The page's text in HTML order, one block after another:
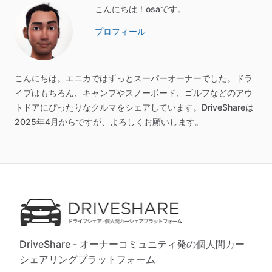
こんにちは！osaです。
プロフィール
こんにちは。エニカではずっとスーパーオーナーでした。ドラ
イブはもちろん、キャンプやスノーボード、ゴルフなどのアウ
トドアにぴったりなクルマをシェアしています。DriveShareは
2025年4月からですが、よろしくお願いします。
DriveShare - オーナーコミュニティ発の個人間カー
シェアリングプラットフォーム